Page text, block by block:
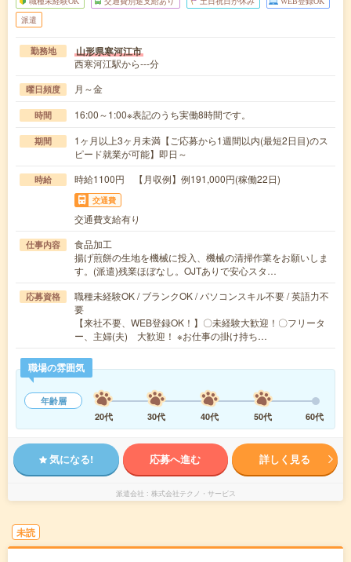
派遣
勤務地 山形県寒河江市
西寒河江駅から---分
曜日頻度 月～金
時間 16:00～1:00※表記のうち実働8時間です。
期間
1ヶ月以上3ヶ月未満【ご応募から1週間以内(最短2日目)のス
ピード就業が可能】即日～
時給 時給1100円 【月収例】例191,000円(稼働22日)
交通費
交通費支給有り
仕事内容
食品加工
揚げ煎餅の生地を機械に投入、機械の清掃作業をお願いしま
す。(派遣)残業ほぼなし。OJTありで安心スタ…
応募資格
職種未経験OK / ブランクOK / パソコンスキル不要 / 英語力不
要
【来社不要、WEB登録OK！】〇未経験大歓迎！〇フリータ
ー、主婦(夫) 大歓迎！ ※お仕事の掛け持ち…
職場の雰囲気
年齢層
20代
30代 40代 50代 60代
気になる! 応募へ進む 詳しく見る
派遣会社 株式会社テクノ・サービス
未読